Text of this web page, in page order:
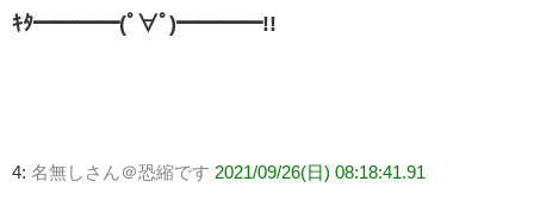
ｷﾀ━━━━(ﾟ∀ﾟ)━━━━!!
4: 名無しさん＠恐縮です 2021/09/26(日) 08:18:41.91